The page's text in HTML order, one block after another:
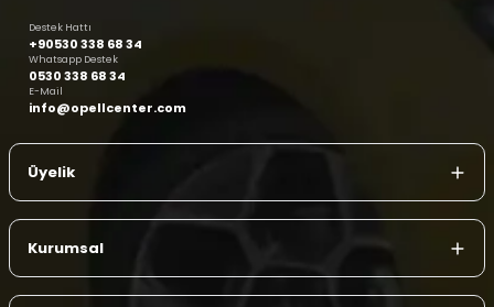
Destek Hattı
+90530 338 68 34
Whatsapp Destek
0530 338 68 34
E-Mail
info@opellcenter.com
Üyelik
Kurumsal